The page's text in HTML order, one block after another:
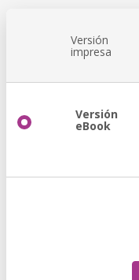
Versión
impresa
Versión
eBook